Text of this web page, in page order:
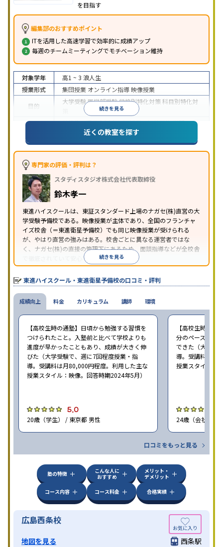
を目指す
編集部のおすすめポイント
ITを活用した高速学習で効率的に成績アップ
毎週のチームミーティングでモチベーション維持
続きを見る
対象学年 高1 ~ 3 浪人生
授業形式
集団授業 オンライン指導映像授業
目的
大学受験医学部受験学校別特化対策科目別特化対
特待生・奨学金制度あり授業の振替可能学習に
PC・タブレットを利用1科目から受講可能
習のみの受講可
※2024年6月調査。大学受験塾・予備校のアンケート調査方法を参照
近くの教室を探す
専門家の評価・評判は？
スタディスタジオ株式会社代表取締役
鈴木孝一
東進ハイスクールは、東証スタンダード上場のナガセ(株)直営の大
学受験予備校である。映像授業が主体であり、全国のフランチャ
イズ校舎（＝東進衛星予備校）でも同じ映像授業が受けられる
が、やはり直営の強みはある。校舎ごとに異なる運営者ではな
く、ナガセ(株)の直接の管理下にあるため、面談指導などが全校舎
で徹底されていて安心できる。
東進衛星予備校は、運営会社により指導方針や校舎のルールが異
なる。体験授業では、授業のみで判断するのではなく、担当者や
校舎雰囲気、校舎での合格実績などを確認すると良いだろう。
続きを見る
東進ハイスクール・東進衛星予備校の口コミ・評判
成績向上
【高校生時の通塾】日頃から勉強する習慣を
つけられたこと。入塾前と比べて学校よりも
進度が早かったこともあり、成績が大きく伸
びた（大学受験で、週に7回程度授業・指
導。受講料は月80,000円程度。利用した主な
授業スタイル：映像。回答時期2024年5月）
5.0
20歳（学生） / 東京都 男性
【高校生時の通
分のペースで進
できた（大学受
導。受講料は月
授業スタイル：
24歳（会社員<
口コミをもっと見る
料金 カリキュラム 講師 環境
塾の特徴
こんな人に
おすすめ
メリット・
デメリット
コース内容
コース料金 合格実績
広島西条校
地図を見る 西条駅